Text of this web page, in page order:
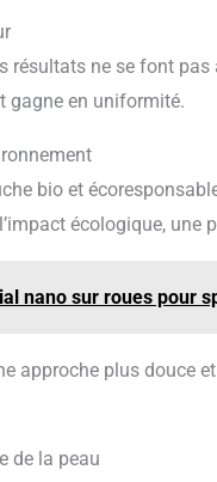
résultats ne se font
gagne en uniformité.
bio et
écologique,
nano sur roues pour
approche plus douce
de la peau